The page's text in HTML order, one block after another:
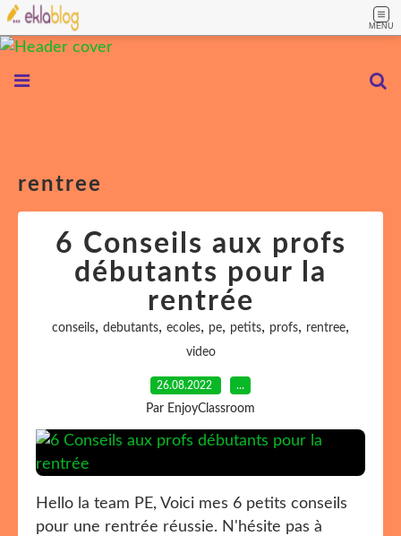
MENU
rentree
6 Conseils aux profs
débutants pour la
rentrée
conseils, debutants, ecoles, pe, petits, profs, rentree,
video
26.08.2022 …
Par EnjoyClassroom
Hello la team PE, Voici mes 6 petits conseils
pour une rentrée réussie. N'hésite pas à